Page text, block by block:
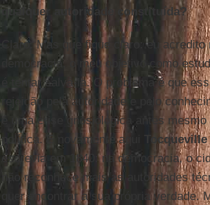
qualquer autoridade constituída?
Claro. Mas que fique claro: eu acredito
democracia, o meu objetivo como
é tentar salvá-la. O problema é que
rejeição pela autoridade e pelo
é uma crise gnosiológica antes mesmo
política. E novamente aqui
Tocqueville
escrevia em 1840: na democracia, o
não reconhece mais as autoridades
quer encontrar a sua própria verdade.